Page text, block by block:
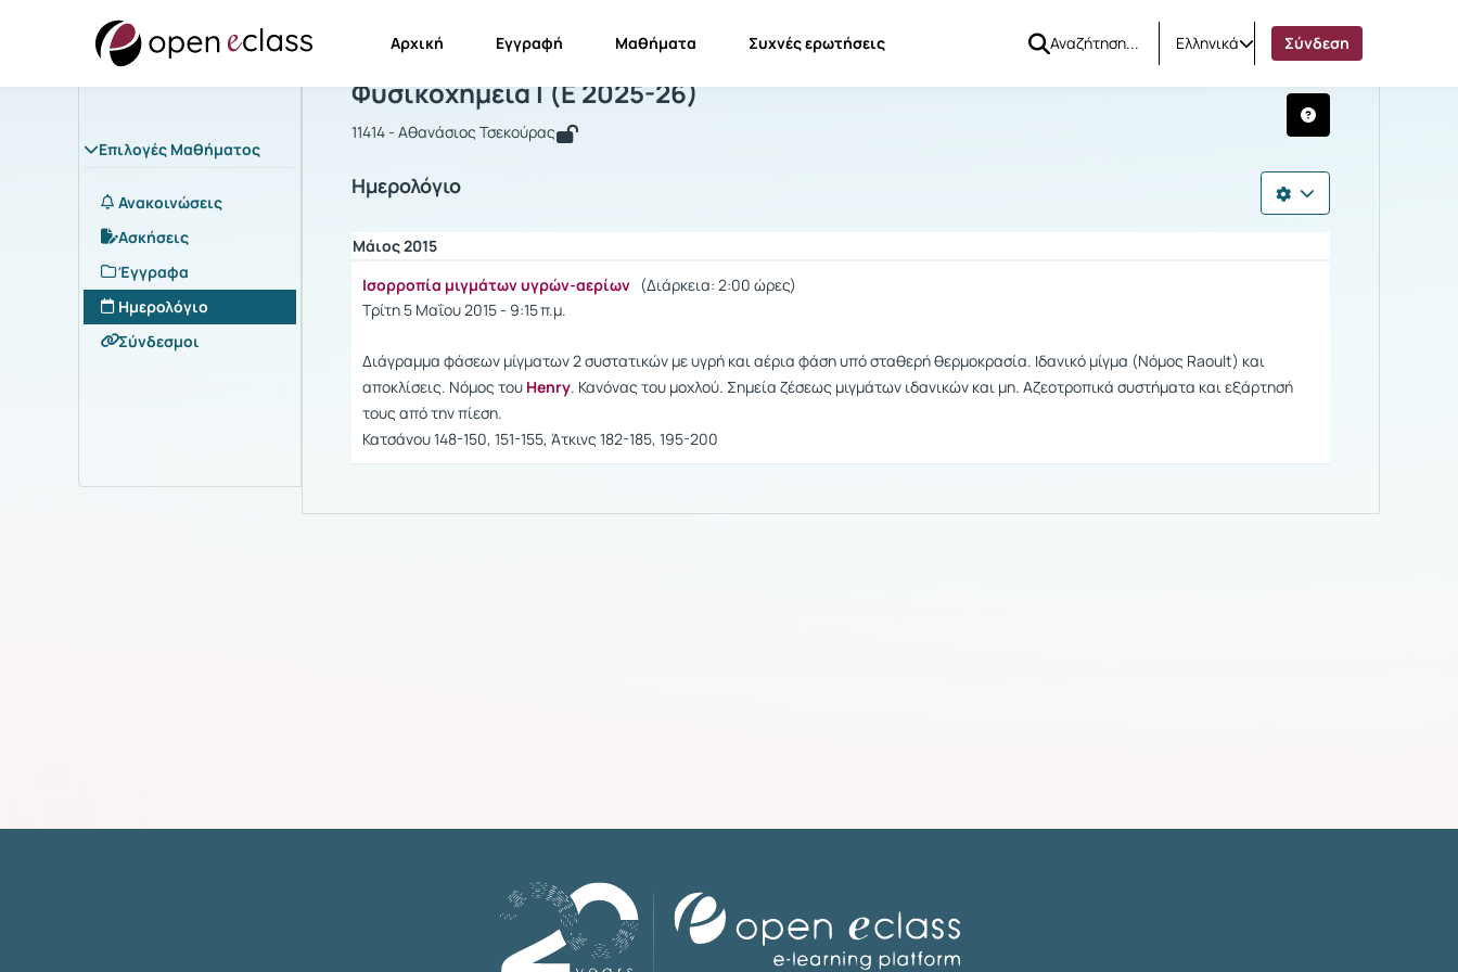
Αρχική Εγγραφή Μαθήματα Συχνές ερωτήσεις Ελληνικά Σύνδεση
Επιλογές Μαθήματος
Ανακοινώσεις
Ασκήσεις
Έγγραφα
Ημερολόγιο
Σύνδεσμοι
Μάθημα : Φυσικοχημεία Ι
Φυσικοχημεία Ι (Ε 2025-26)
11414 - Αθανάσιος Τσεκούρας
Ημερολόγιο
Μάιος 2015
Ισορροπία μιγμάτων υγρών-αερίων (Διάρκεια: 2:00 ώρες)
Τρίτη 5 Μαΐου 2015 - 9:15 π.μ.
Διάγραμμα φάσεων μίγματων 2 συστατικών με υγρή και αέρια φάση υπό σταθερή θερμοκρασία. Ιδανικό μίγμα (Νόμος Raoult) και
αποκλίσεις. Νόμος του Henry. Κανόνας του μοχλού. Σημεία ζέσεως μιγμάτων ιδανικών και μη. Αζεοτροπικά συστήματα και εξάρτησή
τους από την πίεση.
Κατσάνου 148-150, 151-155, Άτκινς 182-185, 195-200